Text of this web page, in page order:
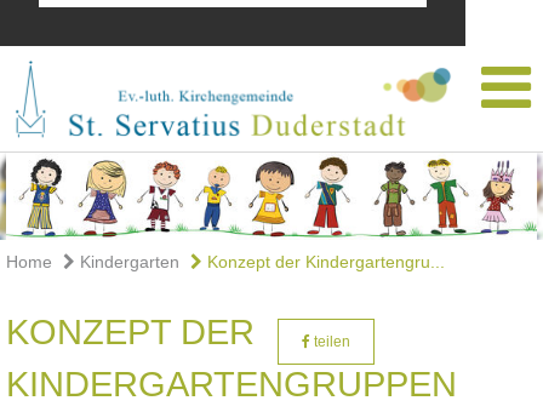
Home Kindergarten Konzept der Kindergartengru...
KONZEPT DER
KINDERGARTENGRUPPEN
teilen